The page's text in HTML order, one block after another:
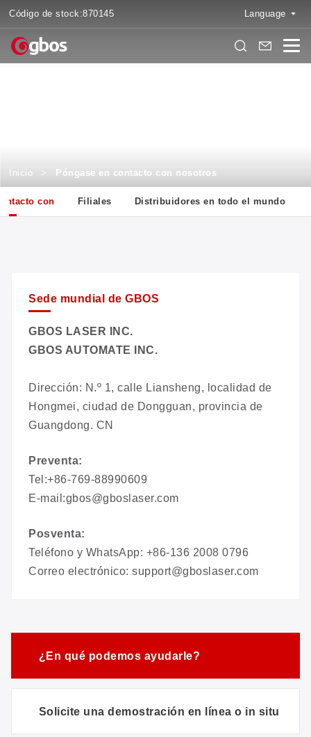
Código de stock:870145 Language
Inicio > Póngase en contacto con nosotros
con Filiales Distribuidores en todo el mundo
Sede mundial de GBOS
GBOS LASER INC.
GBOS AUTOMATE INC.
Dirección: N.º 1, calle Liansheng, localidad de
Hongmei, ciudad de Dongguan, provincia de
Guangdong. CN
Preventa:
Tel:+86-769-88990609
E-mail:gbos@gboslaser.com
Posventa:
Teléfono y WhatsApp: +86-136 2008 0796
Correo electrónico: support@gboslaser.com
¿En qué podemos ayudarle?
Solicite una demostración en línea o in situ